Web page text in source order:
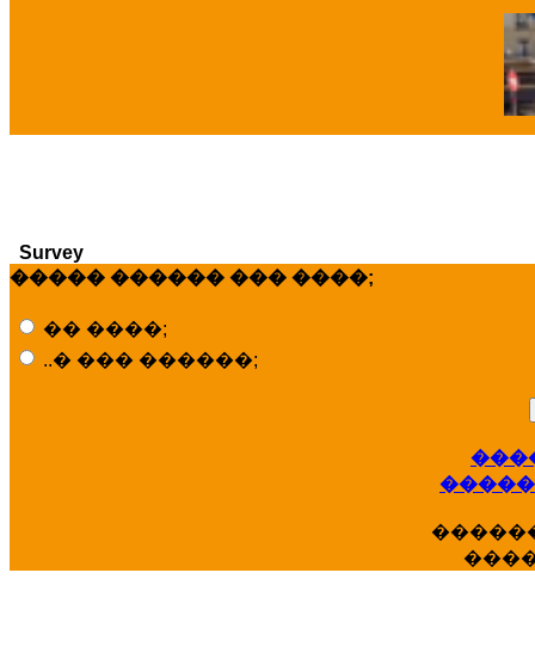
Survey
����� ������ ��� ����;
�� ����;
..� ��� ������;